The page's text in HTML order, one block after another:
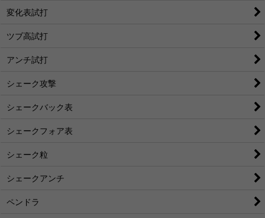
変化表試打
ツブ高試打
アンチ試打
シェーク攻撃
シェークバック表
シェークフォア表
シェーク粒
シェークアンチ
ペンドラ